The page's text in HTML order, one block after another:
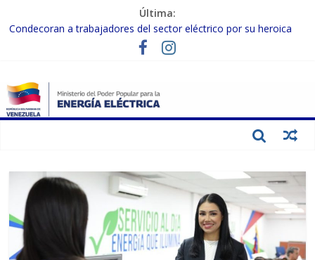
Última:
Condecoran a trabajadores del sector eléctrico por su heroica
labor tras el doble sismo del 24-J
Gobierno Nacional coordina acciones con el sector privado para
Inspeccionan trabajos de rehabilitación en instalaciones del SEN
en Carabobo
Gobierno Nacional activa plan preventivo para fortalecer el SEN